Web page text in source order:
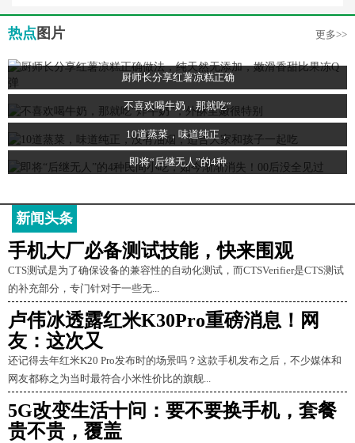
热点 图片 更多>>
厨师长分享红薯凉糕正确
不喜欢喝牛奶，那就吃“
10道蒸菜，味道纯正，
即将“后继无人”的4种
新闻头条
手机大厂必备测试技能，快来围观
CTS测试是为了确保设备的兼容性的自动化测试，而CTSVerifier是CTS测试
的补充部分，专门针对于一些无...
卢伟冰透露红米K30Pro重磅消息！网
友：这次又
还记得去年红米K20 Pro发布时的场景吗？这款手机发布之后，不少媒体和
网友都称之为当时最符合小米性价比的旗舰...
5G改变生活十问：要不要换手机，套餐
贵不贵，覆盖